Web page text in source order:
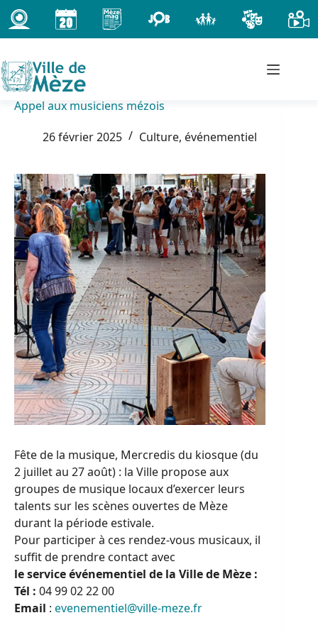
Passer
au
contenu
Appel aux musiciens mézois
26 février 2025
Culture, événementiel
Fête de la musique, Mercredis du kiosque (du
2 juillet au 27 août) : la Ville propose aux
groupes de musique locaux d’exercer leurs
talents sur les scènes ouvertes de Mèze
durant la période estivale.
Pour participer à ces rendez-vous musicaux, il
suffit de prendre contact avec
le service événementiel de la Ville de Mèze :
Tél : 04 99 02 22 00
Email : evenementiel@ville-meze.fr